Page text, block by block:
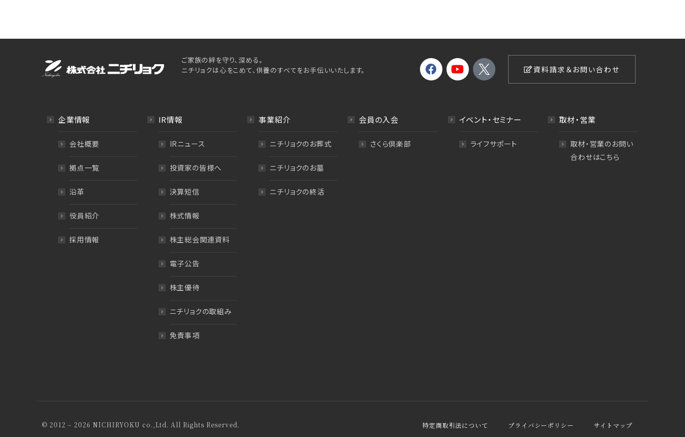
ご家族の絆を守り、深める。
ニチリョクは心をこめて、供養のすべてをお手伝いいたします。
資料請求＆お問い合わせ
企業情報
会社概要
拠点一覧
沿革
役員紹介
採用情報
IR情報
IRニュース
投資家の皆様へ
決算短信
株式情報
株主総会関連資料
電子公告
株主優待
ニチリョクの取組み
免責事項
事業紹介
ニチリョクのお葬式
ニチリョクのお墓
ニチリョクの終活
会員の入会
さくら倶楽部
イベント・セミナー
ライフサポート
取材・営業
取材・営業のお問い
合わせはこちら
© 2012 – 2026 NICHIRYOKU co.,Ltd. All Rights Reserved. 特定商取引法について プライバシーポリシー サイトマップ